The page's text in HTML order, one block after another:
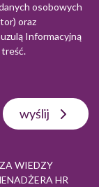
osobowych
oraz
Informacyjną
wyślij
WIEDZY
HR